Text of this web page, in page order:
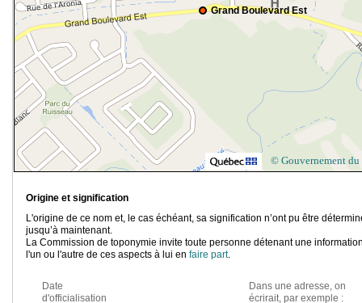
Grand Boulevard Est
© Gouvernement du
Origine et signification
L'origine de ce nom et, le cas échéant, sa signification n’ont pu être
jusqu’à maintenant.
La Commission de toponymie invite toute personne détenant une
l'un ou l'autre de ces aspects à lui en faire part.
Date
d'officialisation
Dans une adresse, on
écrirait, par exemple :